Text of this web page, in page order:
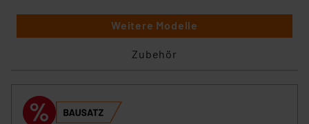
Weitere Modelle
Zubehör